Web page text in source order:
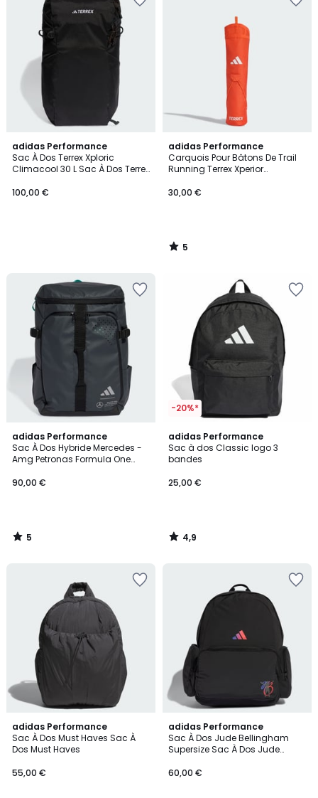
adidas Performance
Sac À Dos Terrex Xploric
Climacool 30 L Sac À Dos Terrex
100,00 €
adidas Performance
Carquois Pour Bâtons De Trail
Running Terrex Xperior
Running Terrex Xperior
30,00 €
5
/
5
5
/
adidas Performance
Sac À Dos Hybride Mercedes -
Amg Petronas Formula One
Mercedes - Amg Petronas
90,00 €
5
/
5
5
/
-20%*
adidas Performance
Sac à dos Classic logo 3
bandes
25,00 €
4,9
/ 5
4,9
/
adidas Performance
Sac À Dos Must Haves Sac À
Dos Must Haves
55,00 €
2
Couleurs
adidas Performance
Sac À Dos Jude Bellingham
Supersize Sac À Dos Jude
60,00 €